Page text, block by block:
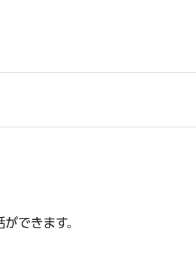
できます。